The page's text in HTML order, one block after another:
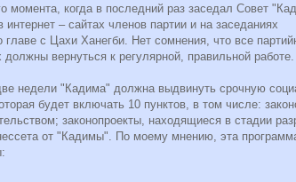
момента, когда в последний раз заседал Совет
– сайтах членов партии и на заседаниях
главе с Цахи Ханегби. Нет сомнения, что все
вернуться к регулярной, правильной работе.
недели "Кадима" должна выдвинуть срочную
будет включать 10 пунктов, в том числе:
законопроекты, находящиеся в стадии
от "Кадимы". По моему мнению, эта